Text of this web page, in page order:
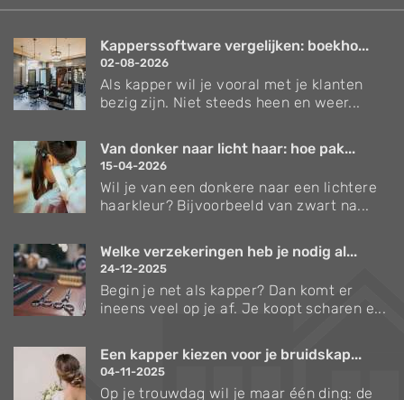
Kapperssoftware vergelijken: boekho...
02-08-2026
Als kapper wil je vooral met je klanten
bezig zijn. Niet steeds heen en weer...
Van donker naar licht haar: hoe pak...
15-04-2026
Wil je van een donkere naar een lichtere
haarkleur? Bijvoorbeeld van zwart na...
Welke verzekeringen heb je nodig al...
24-12-2025
Begin je net als kapper? Dan komt er
ineens veel op je af. Je koopt scharen e...
Een kapper kiezen voor je bruidskap...
04-11-2025
Op je trouwdag wil je maar één ding: de